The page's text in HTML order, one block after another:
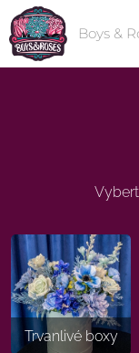
Boys &
Trvanlivé boxy